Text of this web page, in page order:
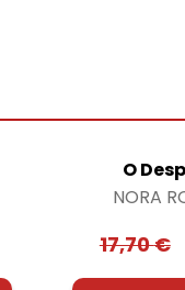
O
NORA
17,70€